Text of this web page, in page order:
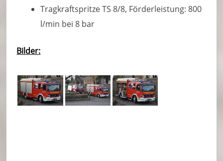
Tragkraftspritze TS 8/8, Förderleistung: 800
l/min bei 8 bar
Bilder: